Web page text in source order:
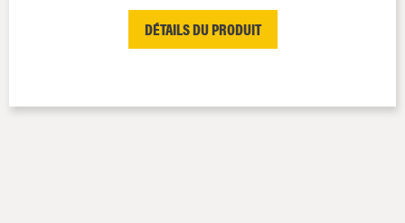
DÉTAILS DU PRODUIT